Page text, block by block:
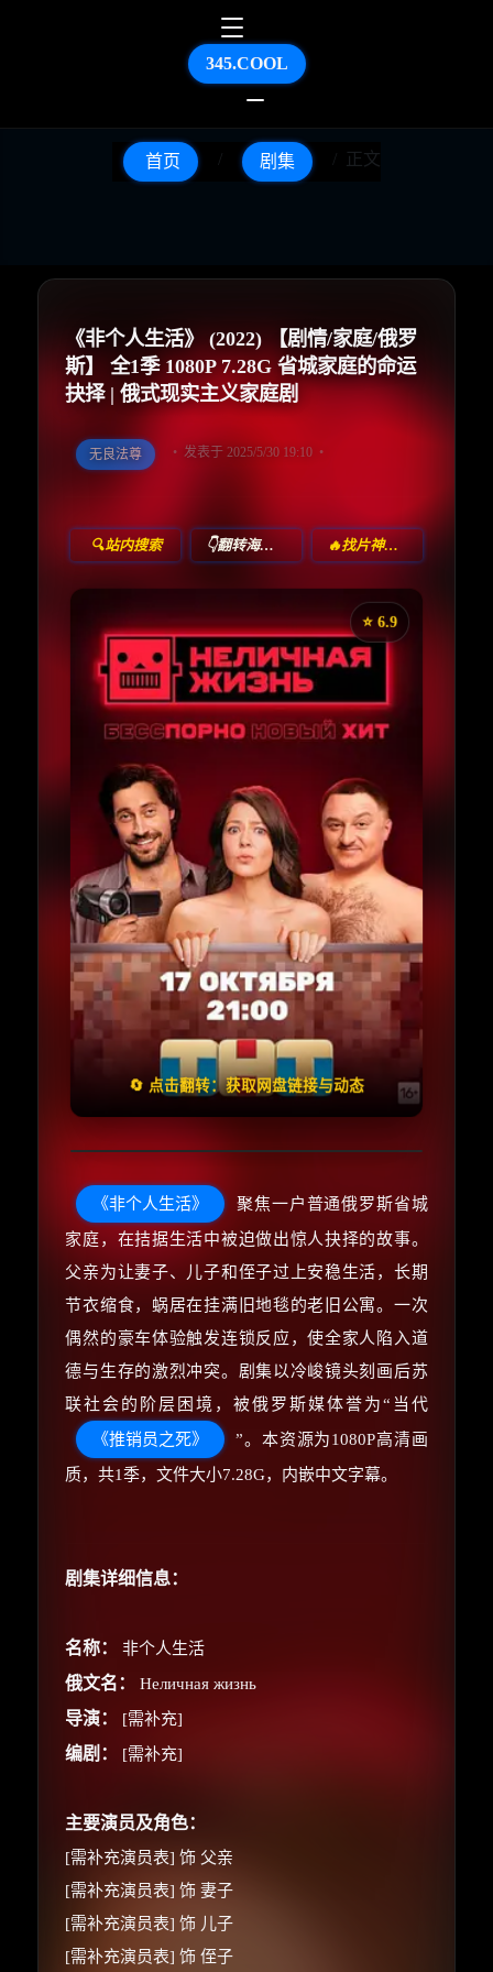
345.COOL
首页 剧集 正文
《非个人生活》 (2022) 【剧情/家庭/俄罗
斯】 全1季 1080P 7.28G 省城家庭的命运
抉择 | 俄式现实主义家庭剧
无良法尊 发表于 2025/5/30 19:10
🔍站内搜索 👇翻转海报！ 🔥找片神器🔥
⭐️ 6.9
🔄 点击翻转：获取网盘链接与动态
《非个人生活》
⭐
收藏
⭐️ 评分：6.9 | 🎬 2022年
✅ 已完结
失效请反馈
🧧️
天天领红包
《非个人生活》
聚焦一户普通俄罗斯省城
家庭，在拮据生活中被迫做出惊人抉择的故事。
父亲为让妻子、儿子和侄子过上安稳生活，长期
节衣缩食，蜗居在挂满旧地毯的老旧公寓。一次
偶然的豪车体验触发连锁反应，使全家人陷入道
德与生存的激烈冲突。剧集以冷峻镜头刻画后苏
联社会的阶层困境，被俄罗斯媒体誉为“当代
《推销员之死》
”。本资源为1080P高清画
质，共1季，文件大小7.28G，内嵌中文字幕。
剧集详细信息：
名称： 非个人生活
俄文名： Неличная жизнь
导演： [需补充]
编剧： [需补充]
主要演员及角色：
[需补充演员表] 饰 父亲
[需补充演员表] 饰 妻子
[需补充演员表] 饰 儿子
[需补充演员表] 饰 侄子